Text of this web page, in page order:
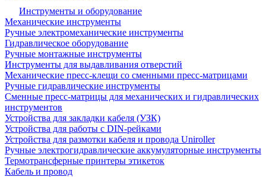
Инструменты и оборудование
Механические инструменты
Ручные электромеханические инструменты
Гидравлическое оборудование
Ручные монтажные инструменты
Инструменты для выдавливания отверстий
Механические пресс-клещи со сменными пресс-матрицами
Ручные гидравлические инструменты
Сменные пресс-матрицы для механических и гидравлических
инструментов
Устройства для закладки кабеля (УЗК)
Устройства для работы с DIN-рейками
Устройства для размотки кабеля и провода Uniroller
Ручные электрогидравлические аккумуляторные инструменты
Термотрансферные принтеры этикеток
Кабель и провод